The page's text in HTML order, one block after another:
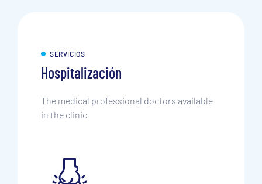
SERVICIOS
Hospitalización
The medical professional doctors available
in the clinic